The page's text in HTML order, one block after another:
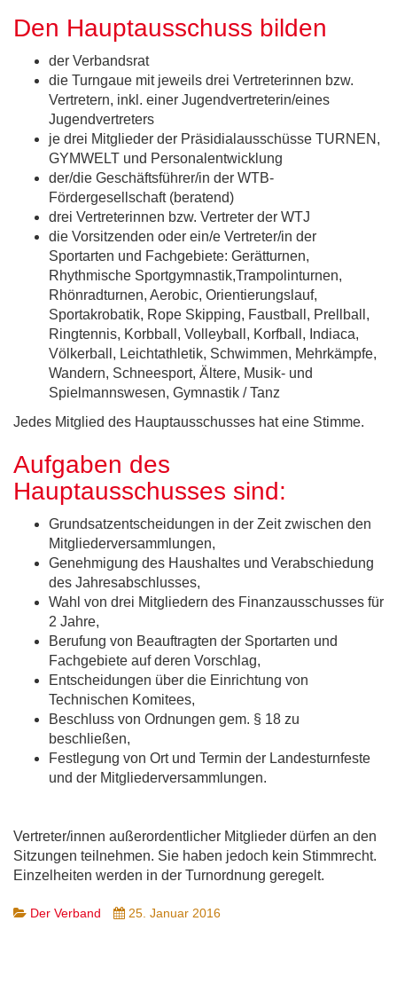
Den Hauptausschuss bilden
der Verbandsrat
die Turngaue mit jeweils drei Vertreterinnen bzw.
Vertretern, inkl. einer Jugendvertreterin/eines
Jugendvertreters
je drei Mitglieder der Präsidialausschüsse TURNEN,
GYMWELT und Personalentwicklung
der/die Geschäftsführer/in der WTB-
Fördergesellschaft (beratend)
drei Vertreterinnen bzw. Vertreter der WTJ
die Vorsitzenden oder ein/e Vertreter/in der
Sportarten und Fachgebiete: Gerätturnen,
Rhythmische Sportgymnastik,Trampolinturnen,
Rhönradturnen, Aerobic, Orientierungslauf,
Sportakrobatik, Rope Skipping, Faustball, Prellball,
Ringtennis, Korbball, Volleyball, Korfball, Indiaca,
Völkerball, Leichtathletik, Schwimmen, Mehrkämpfe,
Wandern, Schneesport, Ältere, Musik- und
Spielmannswesen, Gymnastik / Tanz
Jedes Mitglied des Hauptausschusses hat eine Stimme.
Aufgaben des
Hauptausschusses sind:
Grundsatzentscheidungen in der Zeit zwischen den
Mitgliederversammlungen,
Genehmigung des Haushaltes und Verabschiedung
des Jahresabschlusses,
Wahl von drei Mitgliedern des Finanzausschusses für
2 Jahre,
Berufung von Beauftragten der Sportarten und
Fachgebiete auf deren Vorschlag,
Entscheidungen über die Einrichtung von
Technischen Komitees,
Beschluss von Ordnungen gem. § 18 zu
beschließen,
Festlegung von Ort und Termin der Landesturnfeste
und der Mitgliederversammlungen.
Vertreter/innen außerordentlicher Mitglieder dürfen an den
Sitzungen teilnehmen. Sie haben jedoch kein Stimmrecht.
Einzelheiten werden in der Turnordnung geregelt.
Der Verband 25. Januar 2016